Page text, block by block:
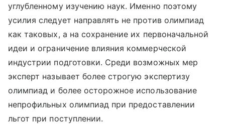
углубленному изучению наук. Именно поэтому
усилия следует направлять не против олимпиад
как таковых, а на сохранение их первоначальной
идеи и ограничение влияния коммерческой
индустрии подготовки. Среди возможных мер
эксперт называет более строгую экспертизу
олимпиад и более осторожное использование
непрофильных олимпиад при предоставлении
льгот при поступлении.